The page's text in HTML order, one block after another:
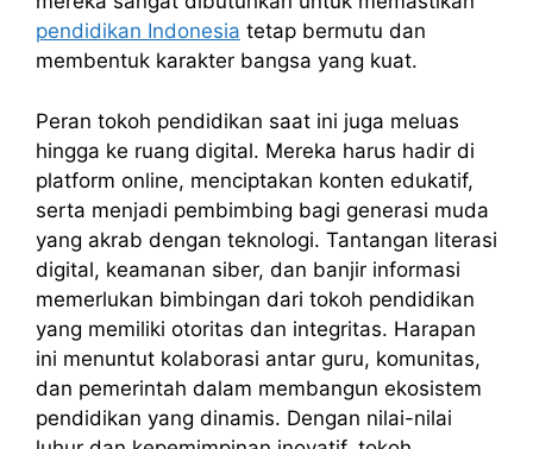
pendidikan Indonesia tetap bermutu dan
membentuk karakter bangsa yang kuat.
Peran tokoh pendidikan saat ini juga meluas
hingga ke ruang digital. Mereka harus hadir di
platform online, menciptakan konten edukatif,
serta menjadi pembimbing bagi generasi muda
yang akrab dengan teknologi. Tantangan literasi
digital, keamanan siber, dan banjir informasi
memerlukan bimbingan dari tokoh pendidikan
yang memiliki otoritas dan integritas. Harapan
ini menuntut kolaborasi antar guru, komunitas,
dan pemerintah dalam membangun ekosistem
pendidikan yang dinamis. Dengan nilai-nilai